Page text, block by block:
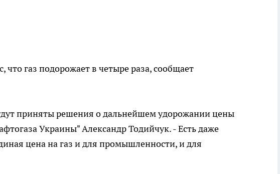
что газ подорожает в четыре раза, сообщает
приняты решения о дальнейшем удорожании цены
Украины" Александр Тодийчук. - Есть даже
цена на газ и для промышленности, и для